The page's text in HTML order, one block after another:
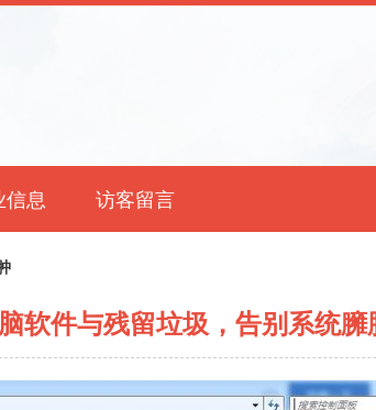
信息 访客留言
软件与残留垃圾，告别系统臃